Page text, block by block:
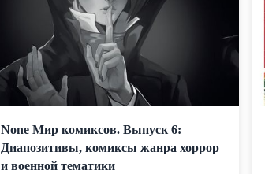
None Мир комиксов. Выпуск 6:
Диапозитивы, комиксы жанра хоррор
и военной тематики